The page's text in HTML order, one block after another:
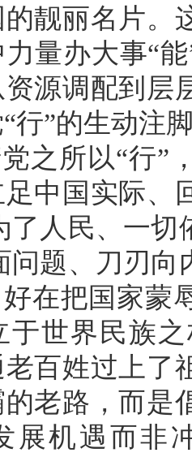
靓丽名片。
力量办大事“
源调配到层
行”的生动注
之所以“行”
中国实际、
了人民、一
问题、刀刃
好在把国家蒙
于世界民族
百姓过上了
老路，而是
展机遇而非